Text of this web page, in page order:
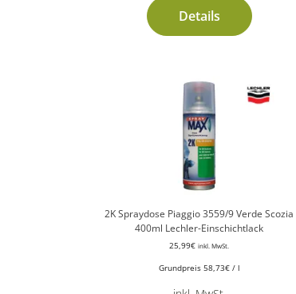
Details
2K Spraydose Piaggio 3559/9 Verde Scozia
400ml Lechler-Einschichtlack
25,99€ inkl. MwSt.
Grundpreis 58,73€/ l